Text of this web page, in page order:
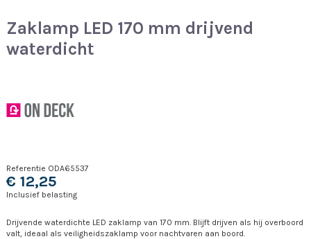
Zaklamp LED 170 mm drijvend
waterdicht
Referentie ODA65537
€ 12,25
Inclusief belasting
Drijvende waterdichte LED zaklamp van 170 mm. Blijft drijven als hij overboord
valt, ideaal als veiligheidszaklamp voor nachtvaren aan boord.